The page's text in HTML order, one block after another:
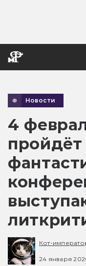
Новости
4
пройдёт
Кот-
24 января